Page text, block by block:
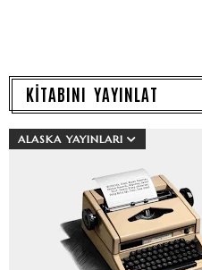
KİTABINI YAYINLAT
ALASKA YAYINLARI